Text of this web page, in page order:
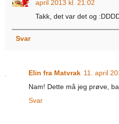
april 2013 kl. 21:02
Takk, det var det og
Svar
Elin fra Matvrak 11. april
Nam! Dette må jeg prøve,
Svar